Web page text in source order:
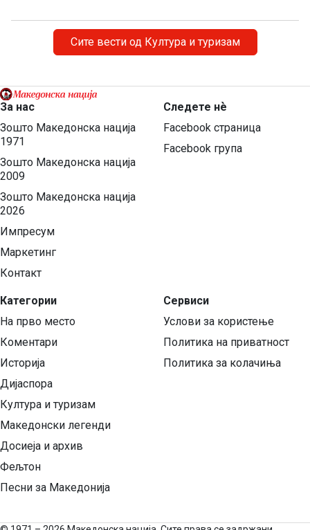
потекнувал од Давидовиот род, а света Ана од родот
на Аарон. Биле многу дарежливи, милосрдни. За […]
Сите вести од Култура и туризам
За нас
Зошто Македонска нација
1971
Зошто Македонска нација
2009
Зошто Македонска нација
2026
Импресум
Маркетинг
Контакт
Категории
На прво место
Коментари
Историја
Дијаспора
Култура и туризам
Македонски легенди
Досиеја и архив
Фељтон
Песни за Македонија
Следете нѐ
Facebook страница
Facebook група
Сервиси
Услови за користење
Политика на приватност
Политика за колачиња